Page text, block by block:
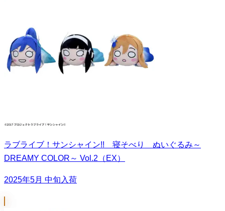
ラブライブ！サンシャイン!! 寝そべり ぬいぐるみ～
DREAMY COLOR～ Vol.2（EX）
2025年5月 中旬入荷